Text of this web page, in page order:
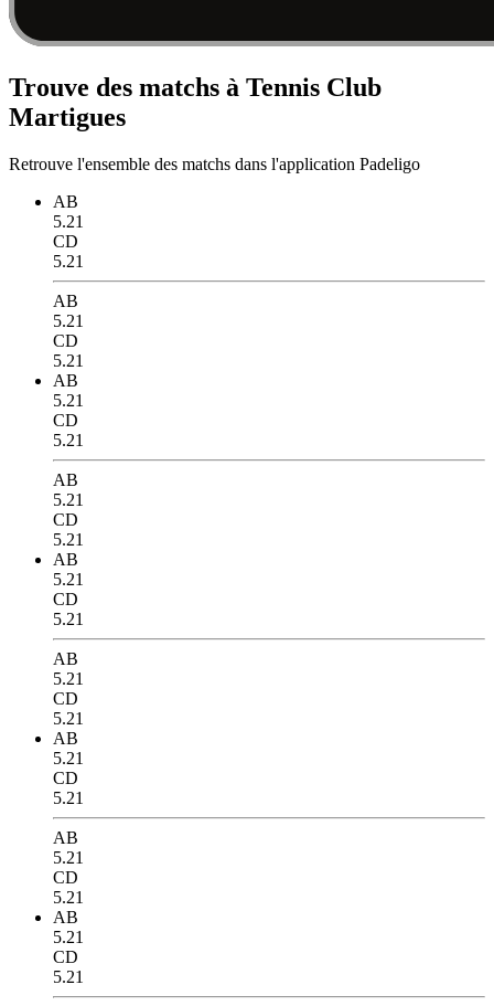
Trouve des matchs à Tennis Club
Martigues
Retrouve l'ensemble des matchs dans l'application Padeligo
AB
5.21
CD
5.21
AB
5.21
CD
5.21
AB
5.21
CD
5.21
AB
5.21
CD
5.21
AB
5.21
CD
5.21
AB
5.21
CD
5.21
AB
5.21
CD
5.21
AB
5.21
CD
5.21
AB
5.21
CD
5.21